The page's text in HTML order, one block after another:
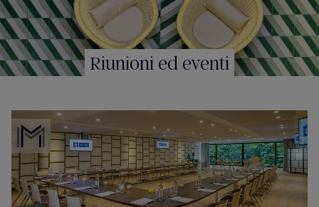
Riunioni ed eventi